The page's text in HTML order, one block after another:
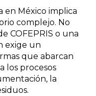
México implica
complejo. No
COFEPRIS o una
exige un
que abarcan
los procesos
la